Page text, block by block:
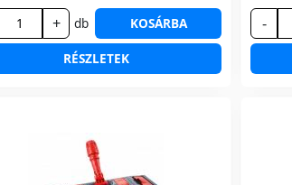
+ db KOSÁRBA
RÉSZLETEK
-